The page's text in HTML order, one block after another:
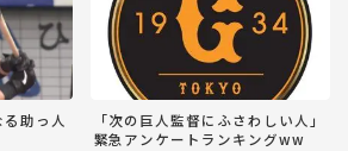
る助っ人
「次の巨人監督にふさわしい人」
緊急アンケートランキングww